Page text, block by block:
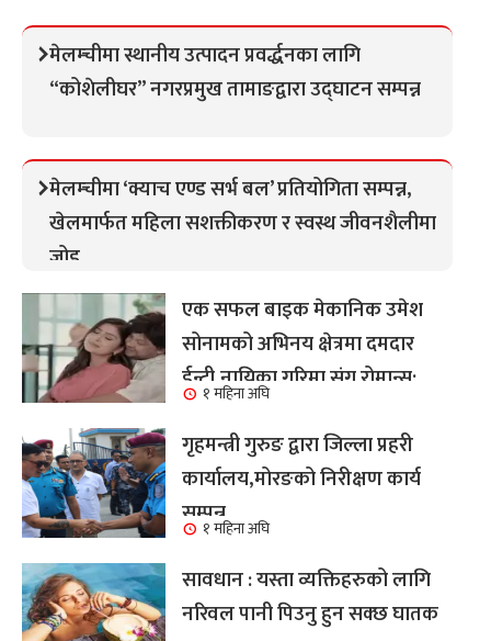
मेलम्चीमा स्थानीय उत्पादन प्रवर्द्धनका लागि
“कोशेलीघर” नगरप्रमुख तामाङद्वारा उद्घाटन सम्पन्न
मेलम्चीमा ‘क्याच एण्ड सर्भ बल’ प्रतियोगिता सम्पन्न,
खेलमार्फत महिला सशक्तीकरण र स्वस्थ जीवनशैलीमा
जोड
एक सफल बाइक मेकानिक उमेश
सोनामको अभिनय क्षेत्रमा दमदार
ईन्ट्री,नायिका गरिमा संग रोमान्स:
हेर्नुहोस भिडियो ।
१ महिना अघि
गृहमन्त्री गुरुङ द्वारा जिल्ला प्रहरी
कार्यालय,मोरङको निरीक्षण कार्य
सम्पन्न१ महिना अघि
सावधान : यस्ता व्यक्तिहरुको लागि
नरिवल पानी पिउनु हुन सक्छ घातक